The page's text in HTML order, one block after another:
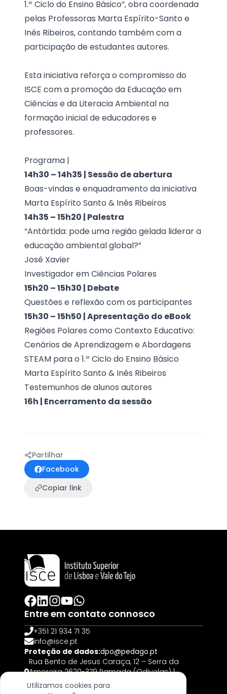
Utilizamos cookies para
1.º Ciclo do Ensino Básico”, obra coordenada
pelas Professoras Marta Espírito-Santo e
Inês Ribeiros, contando também com a
participação de estudantes autores.
Esta iniciativa reforça o compromisso do
ISCE com a promoção da Educação em
Ciências e da Literacia Ambiental na
formação inicial de educadores e
professores.
Programa |
14h30 – 14h35 | Sessão de abertura
Boas-vindas e enquadramento da iniciativa
Marta Espírito Santo & Inês Ribeiros
14h35 – 15h20 | Palestra
“Antártida: pode uma região gelada liderar a
educação ambiental global?”
José Xavier
Investigador em Ciências Polares
15h20 – 15h30 | Debate
Questões e reflexão com os participantes
15h30 – 15h50 | Apresentação do eBook
Regiões Polares como Contexto Educativo:
Cenários de Aprendizagem e Abordagens
STEAM para o 1.º Ciclo do Ensino Básico
Marta Espírito Santo & Inês Ribeiros
Testemunhos de alunos autores
16h | Encerramento da sessão
Partilhar
Facebook
Copiar link
Entre em contato connosco
+351 21 934 71 35
info@isce.pt
Proteção de dados:dpo@pedago.pt
Rua Bento de Jesus Caraça, 12 – Serra da
Amoreira 2620-379 Ramada (Odivelas) |
PORTUGAL